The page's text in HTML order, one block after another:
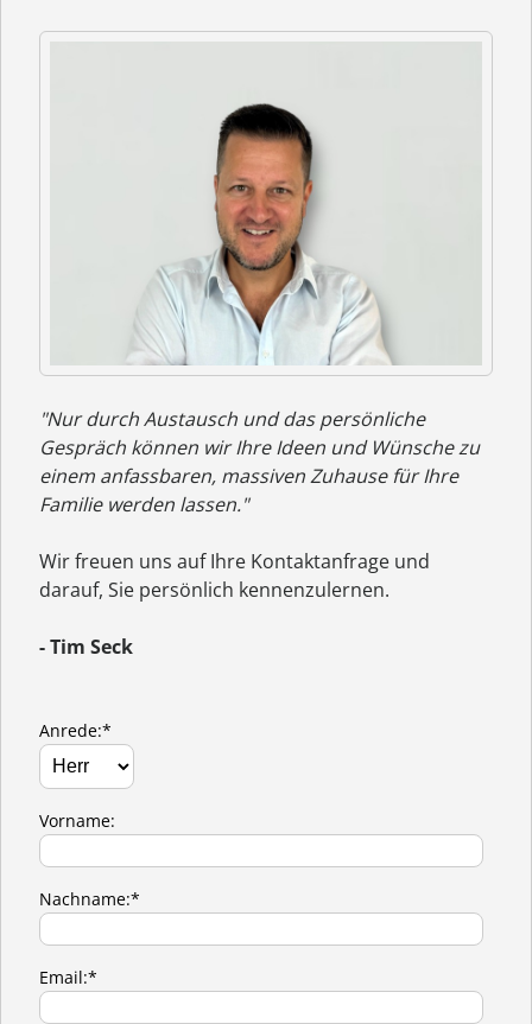
"Nur durch Austausch und das persönliche
Gespräch können wir Ihre Ideen und Wünsche zu
einem anfassbaren, massiven Zuhause für Ihre
Familie werden lassen."
Wir freuen uns auf Ihre Kontaktanfrage und
darauf, Sie persönlich kennenzulernen.
- Tim Seck
Anrede:*
Vorname:
Nachname:*
Email:*